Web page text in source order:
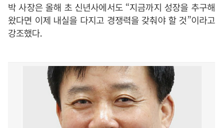
박 사장은 올해 초 신년사에서도 “지금까지 성장을 추구해
왔다면 이제 내실을 다지고 경쟁력을 갖춰야 할 것”이라고
강조했다.